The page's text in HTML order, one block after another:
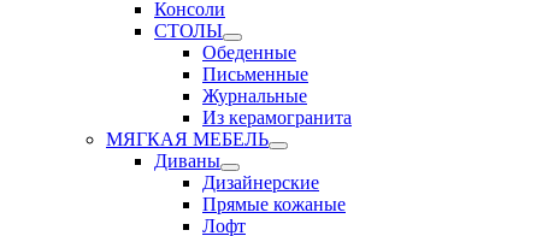
Консоли
СТОЛЫ
Обеденные
Письменные
Журнальные
Из керамогранита
МЯГКАЯ МЕБЕЛЬ
Диваны
Дизайнерские
Прямые кожаные
Лофт